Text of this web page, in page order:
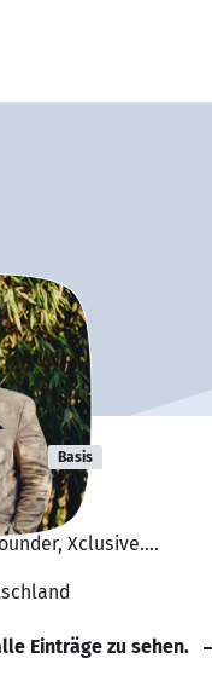
Basis
🔎
Xclusive….
Einträge zu sehen.